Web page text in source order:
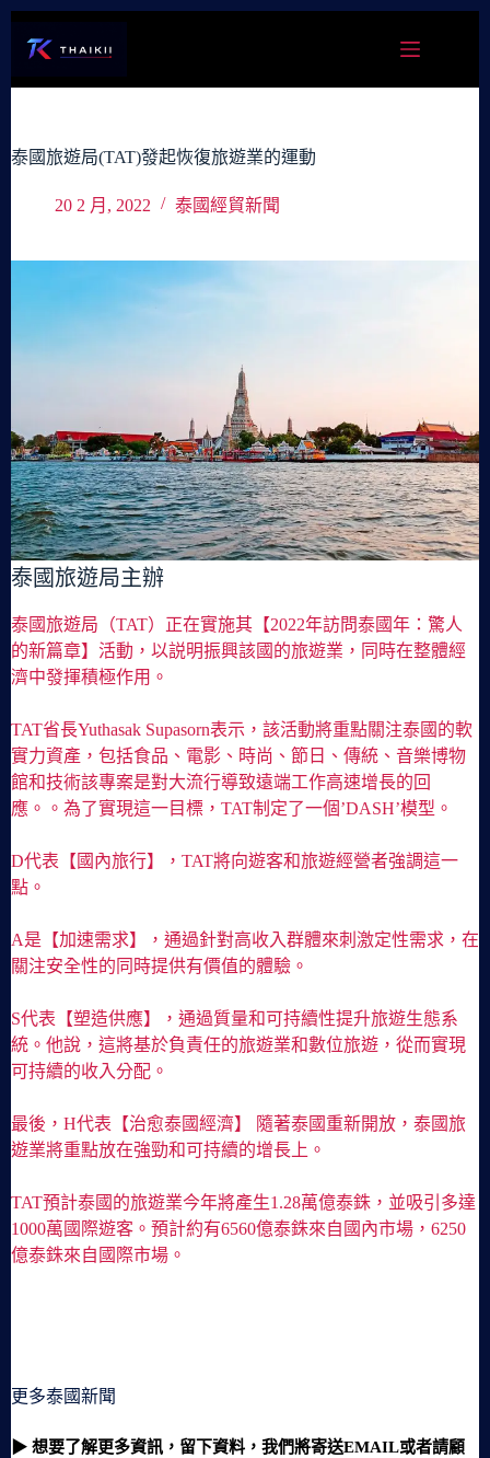
容
泰國旅遊局(TAT)發起恢復旅遊業的運動
20 2 月, 2022 泰國經貿新聞
泰國旅遊局主辦
泰國旅遊局（TAT）正在實施其【2022年訪問泰國年：驚人
的新篇章】活動，以説明振興該國的旅遊業，同時在整體經
濟中發揮積極作用。
TAT省長Yuthasak Supasorn表示，該活動將重點關注泰國的軟
實力資產，包括食品、電影、時尚、節日、傳統、音樂博物
館和技術該專案是對大流行導致遠端工作高速增長的回
應。。為了實現這一目標，TAT制定了一個’DASH’模型。
D代表【國內旅行】，TAT將向遊客和旅遊經營者強調這一
點。
A是【加速需求】，通過針對高收入群體來刺激定性需求，在
關注安全性的同時提供有價值的體驗。
S代表【塑造供應】，通過質量和可持續性提升旅遊生態系
統。他說，這將基於負責任的旅遊業和數位旅遊，從而實現
可持續的收入分配。
最後，H代表【治愈泰國經濟】 隨著泰國重新開放，泰國旅
遊業將重點放在強勁和可持續的增長上。
TAT預計泰國的旅遊業今年將產生1.28萬億泰銖，並吸引多達
1000萬國際遊客。預計約有6560億泰銖來自國內市場，6250
億泰銖來自國際市場。
更多泰國新聞
▶ 想要了解更多資訊，留下資料，我們將寄送EMAIL或者請顧